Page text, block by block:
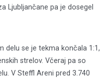
Ljubljančane pa je dosegel
delu se je tekma končala 1:1,
strelov. Včeraj pa so
V Steffl Areni pred 3.740